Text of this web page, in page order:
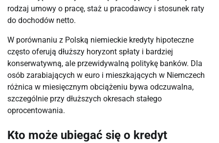
rodzaj umowy o pracę, staż u pracodawcy i stosunek raty
do dochodów netto.
W porównaniu z Polską niemieckie kredyty hipoteczne
często oferują dłuższy horyzont spłaty i bardziej
konserwatywną, ale przewidywalną politykę banków. Dla
osób zarabiających w euro i mieszkających w Niemczech
różnica w miesięcznym obciążeniu bywa odczuwalna,
szczególnie przy dłuższych okresach stałego
oprocentowania.
Kto może ubiegać się o kredyt